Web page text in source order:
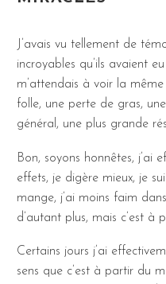
J’avais vu tellement de
incroyables qu’ils avaient
m’attendais à voir la
folle, une perte de gras,
général, une plus grande
Bon, soyons honnêtes, j’ai
effets, je digère mieux, je
mange, j’ai moins faim
d’autant plus, mais c’est à
Certains jours j’ai
sens que c’est à partir du